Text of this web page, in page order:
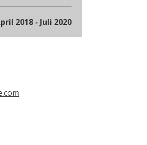
2018 - Juli 2020